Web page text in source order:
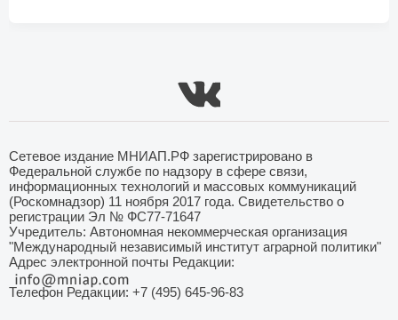
Сетевое издание МНИАП.РФ зарегистрировано в
Федеральной службе по надзору в сфере связи,
информационных технологий и массовых коммуникаций
(Роскомнадзор) 11 ноября 2017 года. Свидетельство о
регистрации Эл № ФС77-71647
Учредитель: Автономная некоммерческая организация
"Международный независимый институт аграрной политики"
Адрес электронной почты Редакции:
Телефон Редакции: +7 (495) 645-96-83